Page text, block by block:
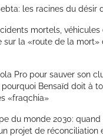
les racines du désir
mortels, véhicules
sur la «route de la mort»
Pro pour sauver son
pourquoi Bensaïd doit à
«fraqchia»
du monde 2030:
projet de réconciliation